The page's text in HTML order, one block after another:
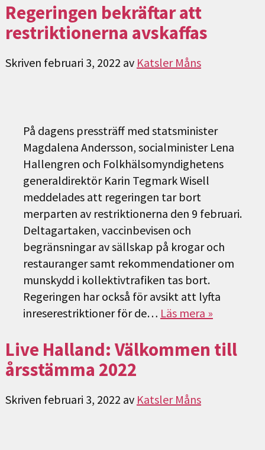
Regeringen bekräftar att
restriktionerna avskaffas
Skriven februari 3, 2022 av Katsler Måns
På dagens pressträff med statsminister
Magdalena Andersson, socialminister Lena
Hallengren och Folkhälsomyndighetens
generaldirektör Karin Tegmark Wisell
meddelades att regeringen tar bort
merparten av restriktionerna den 9 februari.
Deltagartaken, vaccinbevisen och
begränsningar av sällskap på krogar och
restauranger samt rekommendationer om
munskydd i kollektivtrafiken tas bort.
Regeringen har också för avsikt att lyfta
inreserestriktioner för de… Läs mera »
Live Halland: Välkommen till
årsstämma 2022
Skriven februari 3, 2022 av Katsler Måns